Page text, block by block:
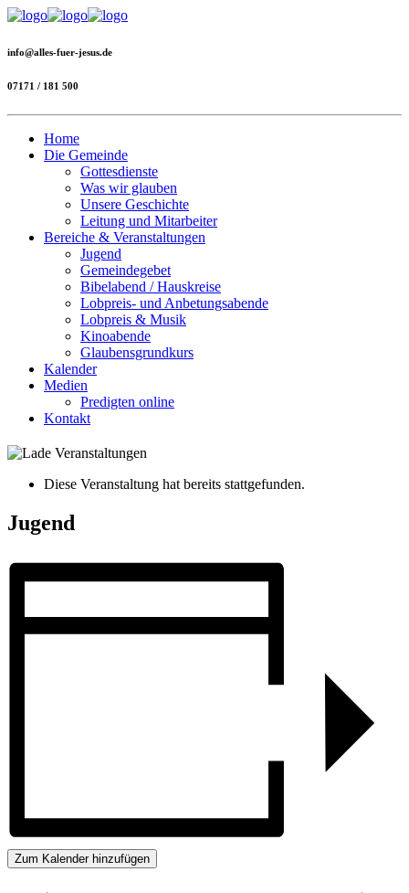
info@alles-fuer-jesus.de
07171 / 181 500
Home
Die Gemeinde
Gottesdienste
Was wir glauben
Unsere Geschichte
Leitung und Mitarbeiter
Bereiche & Veranstaltungen
Jugend
Gemeindegebet
Bibelabend / Hauskreise
Lobpreis- und Anbetungsabende
Lobpreis & Musik
Kinoabende
Glaubensgrundkurs
Kalender
Medien
Predigten online
Kontakt
Diese Veranstaltung hat bereits stattgefunden.
Jugend
Zum Kalender hinzufügen